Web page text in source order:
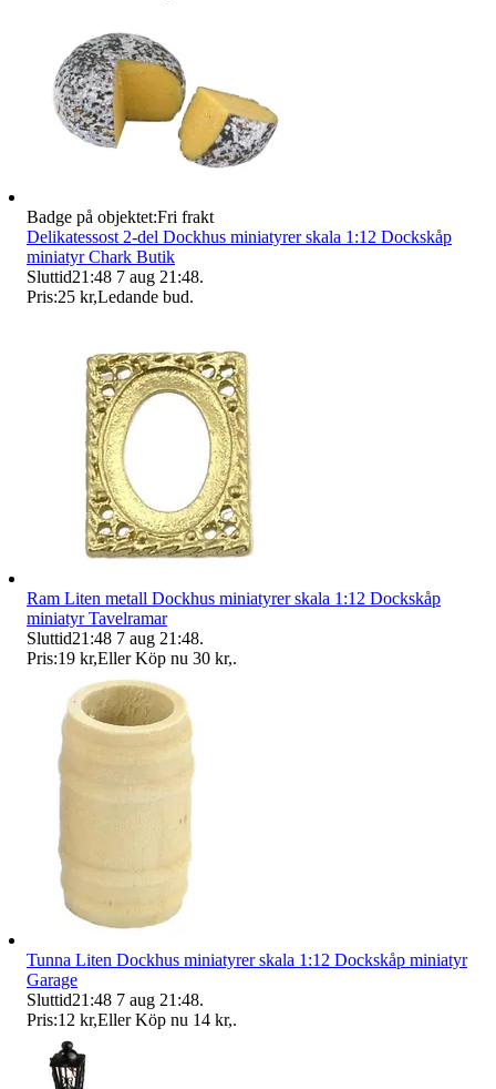
Badge på objektet:Fri frakt
Delikatessost 2-del Dockhus miniatyrer skala 1:12 Dockskåp
miniatyr Chark Butik
Sluttid21:48 7 aug 21:48.
Pris:25 kr,Ledande bud.
Ram Liten metall Dockhus miniatyrer skala 1:12 Dockskåp
miniatyr Tavelramar
Sluttid21:48 7 aug 21:48.
Pris:19 kr,Eller Köp nu 30 kr,.
Tunna Liten Dockhus miniatyrer skala 1:12 Dockskåp miniatyr
Garage
Sluttid21:48 7 aug 21:48.
Pris:12 kr,Eller Köp nu 14 kr,.